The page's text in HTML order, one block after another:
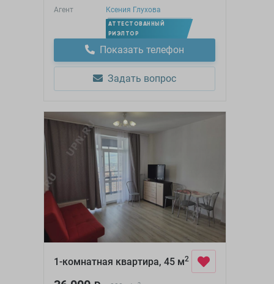
Агент Ксения Глухова
АТТЕСТОВАННЫЙ
РИЭЛТОР
Показать телефон
Задать вопрос
1-комнатная квартира, 45 м2